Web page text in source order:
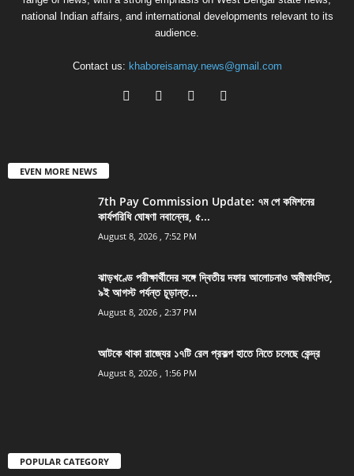
national Indian affairs, and international developments relevant to its
audience.
Contact us: khaboreisamay.news@gmail.com
EVEN MORE NEWS
7th Pay Commission Update: ৭ম পে কমিশনের
কার্যপরিধি ঘোষণা নবান্নের, ৫...
August 8, 2026 , 7:52 PM
ঝাড়খণ্ডে পরীক্ষার্থীদের সঙ্গে দ্বিতীয় দফার আলোচনাও অমীমাংসিত,
৯ই আগস্ট পর্যন্ত চূড়ান্ত...
August 8, 2026 , 2:37 PM
আটকে থাকা রাজ্যের ১৭টি রেল প্রকল্প হাতে নিতে চলেছে কেন্দ্র
August 8, 2026 , 1:56 PM
POPULAR CATEGORY